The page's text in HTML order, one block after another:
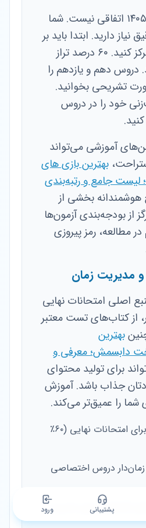
موفقیت در کنکور ۱۴۰۵ اتفاقی نیست. شما
دارید. ابتدا باید بر
امتحانات نهایی تمرکز کنید. ۶۰ درصد تراز
دروس دهم و یازدهم را
تشریحی بخوانید.
خود را در دروس
آموزشی می‌تواند
بهترین بازی های
هوشمندانه بخشی از
از بودجه‌بندی آزمون‌ها
مطالعه، رمز پیروزی
و مدیریت زمان
اصلی امتحانات نهایی
از کتاب‌های تست معتبر
بهترین
دابسمش؛ معرفی و
برای تولید محتوای
جذاب باشد. آموزش
شما را عمیق‌تر می‌کند.
مطالعه تشریحی برای امتحانات نهایی (۶۰٪
دروس اختصاصی
آزمایشی برای مدیریت
پشتیبانی ورود